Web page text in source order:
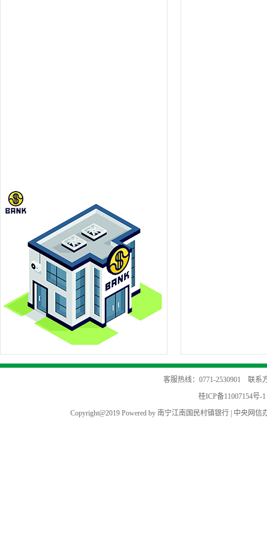
客服热线：0771-2530901 联系
桂ICP备11007154号-1
Copyright@2019 Powered by 南宁江南国民村镇银行 | 中央网信